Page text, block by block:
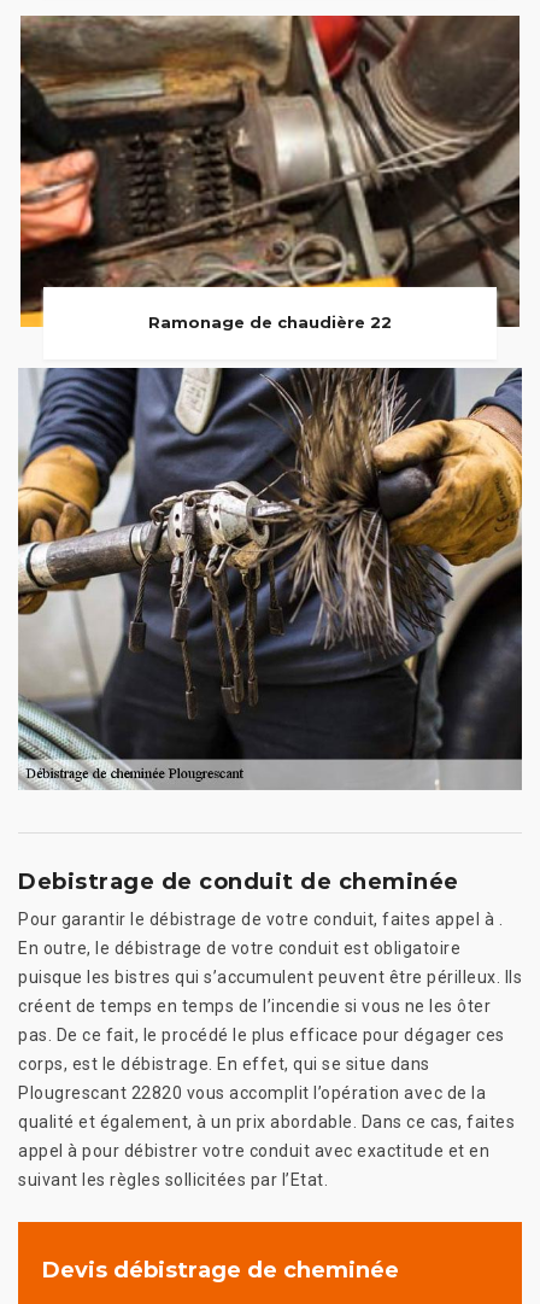
Ramonage de chaudière 22
Debistrage de conduit de cheminée
Pour garantir le débistrage de votre conduit, faites appel à .
En outre, le débistrage de votre conduit est obligatoire
puisque les bistres qui s’accumulent peuvent être périlleux. Ils
créent de temps en temps de l’incendie si vous ne les ôter
pas. De ce fait, le procédé le plus efficace pour dégager ces
corps, est le débistrage. En effet, qui se situe dans
Plougrescant 22820 vous accomplit l’opération avec de la
qualité et également, à un prix abordable. Dans ce cas, faites
appel à pour débistrer votre conduit avec exactitude et en
suivant les règles sollicitées par l’Etat.
Devis débistrage de cheminée